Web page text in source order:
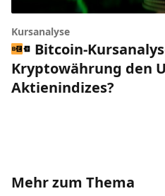
Kursanalyse
Bitcoin-
Kryptowährung den
Aktienindizes?
Mehr zum Thema